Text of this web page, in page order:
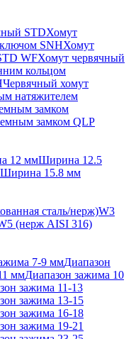
STDХомут
SNHХомут
WFХомут червячный
кольцом
Червячный хомут
натяжителем
замком
замком QLP
12 ммШирина 12.5
Ширина 15.8 мм
сталь/нерж)W3
(нерж AISI 316)
7-9 ммДиапазон
ммДиапазон зажима 10
зажима 11-13
зажима 13-15
зажима 16-18
зажима 19-21